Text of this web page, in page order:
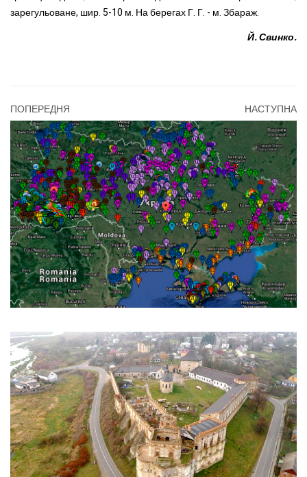
зарегульоване, шир. 5-10 м. На берегах Г. Г. - м. Збараж.
Й. Свинко.
ПОПЕРЕДНЯ НАСТУПНА